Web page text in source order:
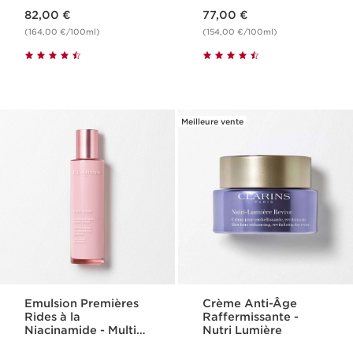
82,00 €
(164,00 €/100ml)
77,00 €
(154,00 €/100ml)
Emulsion Premières
Rides à la
Niacinamide - Multi-
Meilleure vente
Crème Anti-Âge
Raffermissante -
Nutri Lumière